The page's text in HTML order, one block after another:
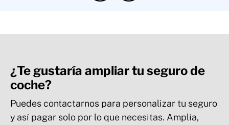
¿Te gustaría ampliar tu seguro de
coche?
Puedes contactarnos para personalizar tu seguro
y así pagar solo por lo que necesitas. Amplia,